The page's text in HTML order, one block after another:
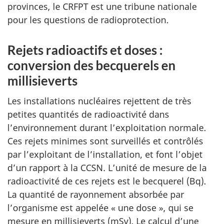
provinces, le CRFPT est une tribune nationale
pour les questions de radioprotection.
Rejets radioactifs et doses :
conversion des becquerels en
millisieverts
Les installations nucléaires rejettent de très
petites quantités de radioactivité dans
l’environnement durant l’exploitation normale.
Ces rejets minimes sont surveillés et contrôlés
par l’exploitant de l’installation, et font l’objet
d’un rapport à la CCSN. L’unité de mesure de la
radioactivité de ces rejets est le becquerel (Bq).
La quantité de rayonnement absorbée par
l’organisme est appelée « une dose », qui se
mesure en millisieverts (mSv). Le calcul d’une